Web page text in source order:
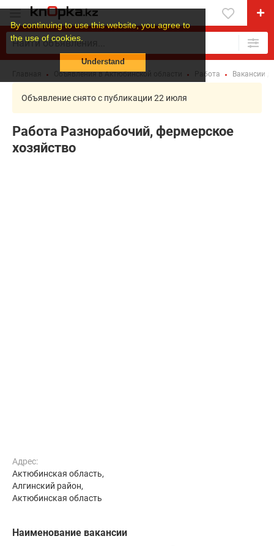
By continuing to use this website, you agree to
the use of cookies.
Understand
Объявления в Актюбинской области Работа Вакансии
Объявление снято с публикации 22 июля
Работа Разнорабочий, фермерское
хозяйство
Адрес:
Актюбинская область,
Алгинский район,
Актюбинская область
Наименование вакансии